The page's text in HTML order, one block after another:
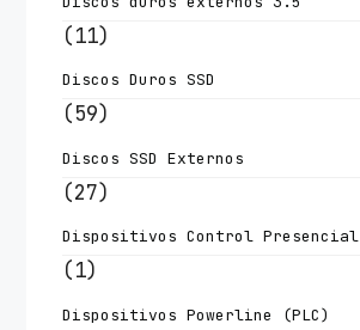
(11)
Discos Duros SSD
(59)
Discos SSD Externos
(27)
Dispositivos Control Presencial
(1)
Dispositivos Powerline (PLC)